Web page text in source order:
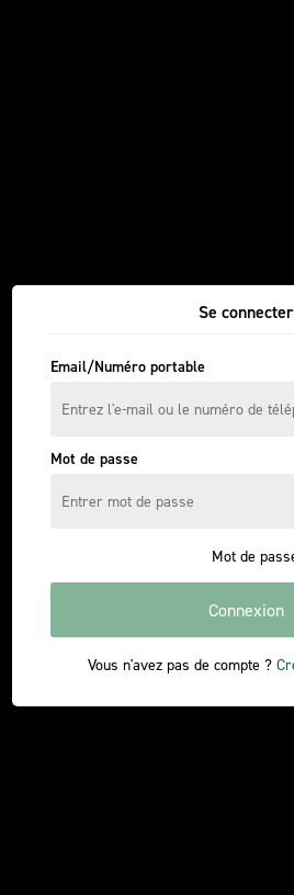
Se connecter
Email/Numéro portable
Mot de passe
Mot de
Connexion
Vous n'avez pas de compte ?